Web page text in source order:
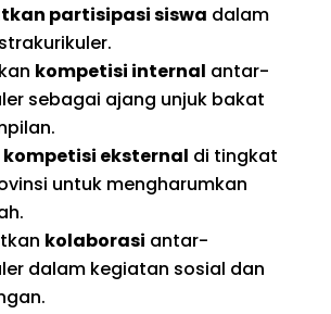
partisipasi siswa dalam
kompetisi internal antar-
sebagai ajang unjuk bakat
kompetisi eksternal di tingkat
untuk mengharumkan
kolaborasi antar-
dalam kegiatan sosial dan